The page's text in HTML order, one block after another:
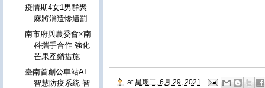
at 星期二, 6月 29, 2021
疫情期4女1男群聚
麻將消遣慘遭罰
南市府與農委會×南
科攜手合作 強化
芒果產銷措施
臺南首創公車站AI
智慧防疫系統 智